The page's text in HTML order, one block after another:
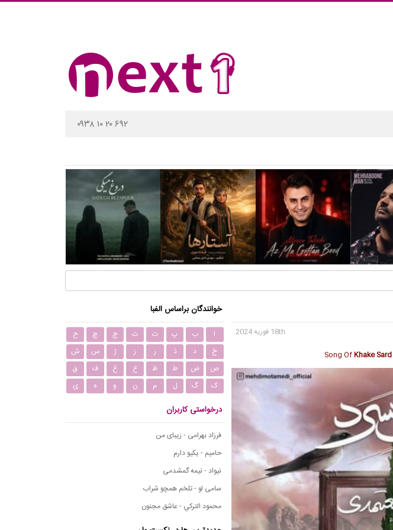
۰۹۳۸ ۱۰ ۲۰ ۶۹۲
18th فوریه 2024
Song OfKhake Sard
خوانندگان براساس الفبا
ا ب پ ت ث ج چ
ح
خ
د ذ ر ز ژ س
ش
ص
ض ط ظ ع غ ف
ق
ک
گ ل م ن و ه ی
درخواستی کاربران
فرزاد بهرامی - زیبای من
حامیم - یکیو دارم
نیواد - نیمه گمشدمی
سامی لو - تلخم همچو شراب
محمود التركي - عاشق مجنون